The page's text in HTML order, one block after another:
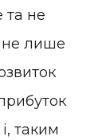
та не
не лише
таким